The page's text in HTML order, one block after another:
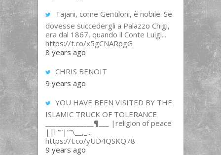
Tajani, come Gentiloni, è nobile. Se
dovesse succedergli a Palazzo Chigi,
era dal 1867, quando il Conte Luigi...
https://t.co/x5gCNARpgG
8 years ago
CHRIS BENOIT
9 years ago
YOU HAVE BEEN VISITED BY THE
ISLAMIC TRUCK OF TOLERANCE
______________¶___ |religion of peace
||l “”|””\__,_...
https://t.co/yUD4QSKQ78
9 years ago